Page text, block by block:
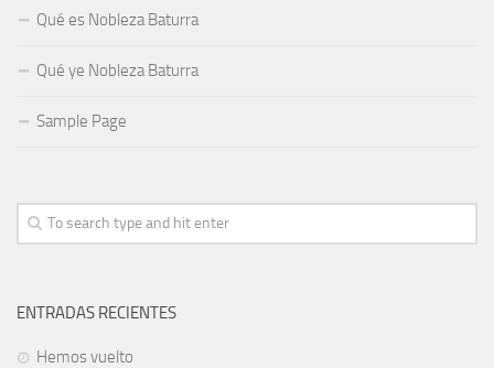
Qué es Nobleza Baturra
Qué ye Nobleza Baturra
Sample Page
ENTRADAS RECIENTES
Hemos vuelto